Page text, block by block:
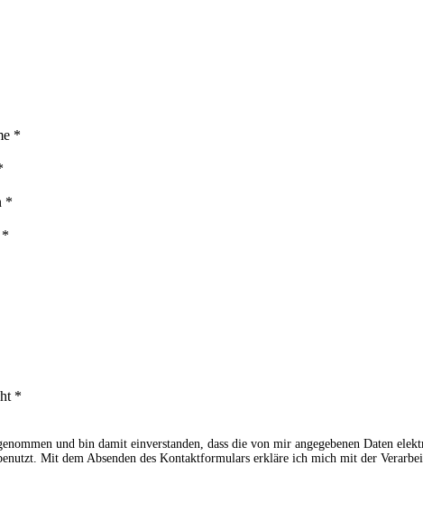
*
*
*
*
und bin damit einverstanden, dass die von mir angegebenen Daten
Mit dem Absenden des Kontaktformulars erkläre ich mich mit der